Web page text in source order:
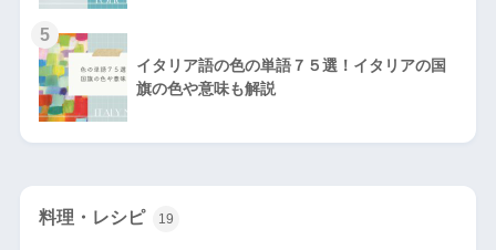
5
イタリア語の色の単語７５選！イタリアの国
旗の色や意味も解説
料理・レシピ 19